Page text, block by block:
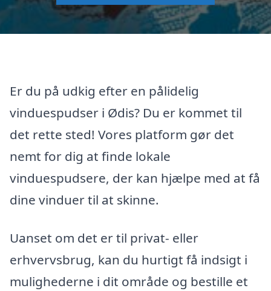
Er du på udkig efter en pålidelig
vinduespudser i Ødis? Du er kommet til
det rette sted! Vores platform gør det
nemt for dig at finde lokale
vinduespudsere, der kan hjælpe med at få
dine vinduer til at skinne.
Uanset om det er til privat- eller
erhvervsbrug, kan du hurtigt få indsigt i
mulighederne i dit område og bestille et